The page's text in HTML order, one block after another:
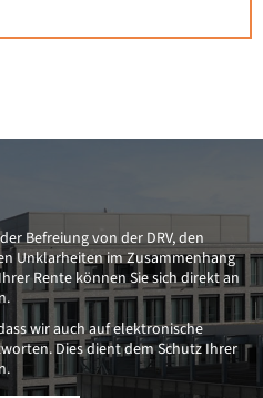
Befreiung von der DRV, den
Unklarheiten im Zusammenhang
Rente können Sie sich direkt an
wir auch auf elektronische
Dies dient dem Schutz Ihrer